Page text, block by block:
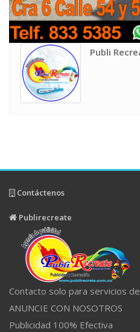
Publi
Contáctenos
Publirecreate
Contacto solo para servicios
ANUNCIE CON NOSOTROS
Publicidad 100% Efectiva